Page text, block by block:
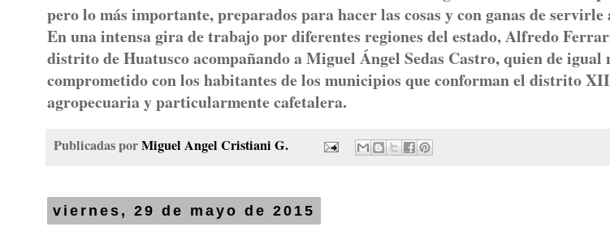
pero lo más importante, preparados para hacer las cosas y con ganas de servirle
En una intensa gira de trabajo por diferentes regiones del estado, Alfredo
distrito de Huatusco acompañando a Miguel Ángel Sedas Castro, quien de igual
comprometido con los habitantes de los municipios que conforman el distrito
agropecuaria y particularmente cafetalera.
Publicadas porMiguel Angel Cristiani G.
viernes, 29 de mayo de 2015